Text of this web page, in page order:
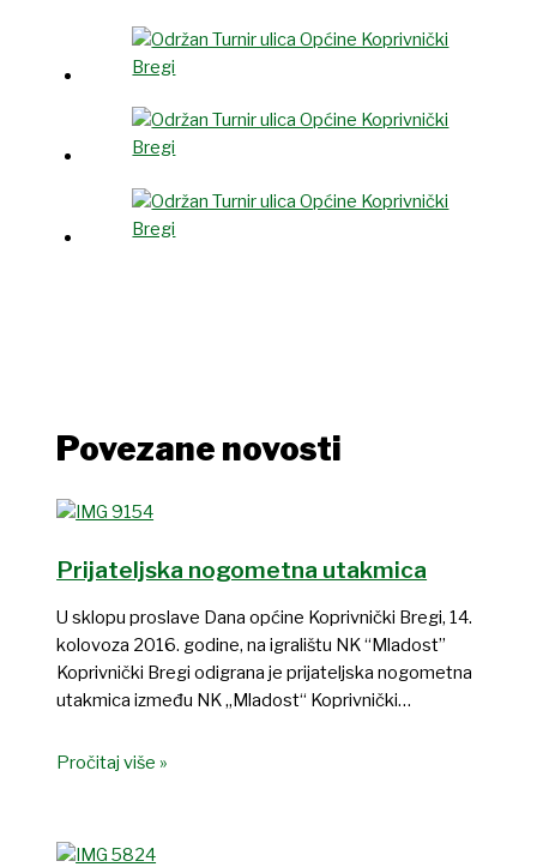
Povezane novosti
Prijateljska nogometna utakmica
U sklopu proslave Dana općine Koprivnički Bregi, 14.
kolovoza 2016. godine, na igralištu NK “Mladost”
Koprivnički Bregi odigrana je prijateljska nogometna
utakmica između NK „Mladost“ Koprivnički…
Pročitaj više »